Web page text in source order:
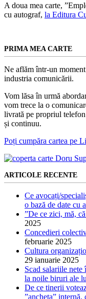
A doua mea carte,
cu autograf, la Editura
PRIMA MEA CARTE
Ne aflăm într-un
industria comunicării.
Vom lăsa în urmă
vom trece la o
livrată pe propriul
și continuu.
Poți cumpăra cartea pe
ARTICOLE RECENTE
Ce avocați/
o bază de date cu
”De ce zici, mă,
2025
Concedieri
februarie 2025
Cultura
29 ianuarie 2025
Scad salariile
la noile biruri ale
De ce tinerii
”ancheta”